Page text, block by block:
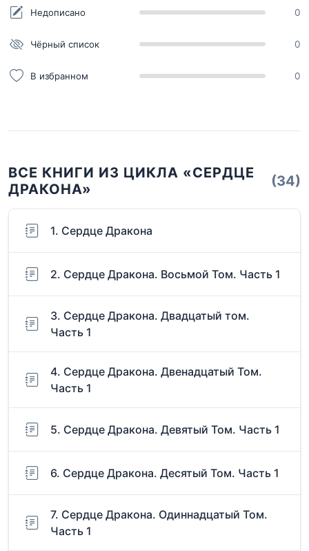
Недописано 0
Чёрный список 0
В избранном 0
ВСЕ КНИГИ ИЗ ЦИКЛА «СЕРДЦЕ
ДРАКОНА»
(34)
1. Сердце Дракона
2. Сердце Дракона. Восьмой Том. Часть 1
3. Сердце Дракона. Двадцатый том.
Часть 1
4. Сердце Дракона. Двенадцатый Том.
Часть 1
5. Сердце Дракона. Девятый Том. Часть 1
6. Сердце Дракона. Десятый Том. Часть 1
7. Сердце Дракона. Одиннадцатый Том.
Часть 1